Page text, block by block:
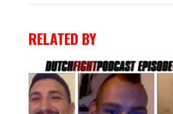
RELATED BY